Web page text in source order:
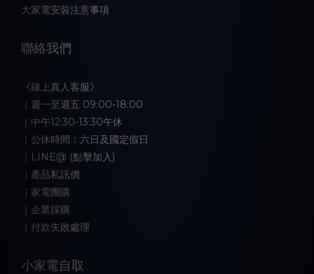
大家電安裝注意事項
聯絡我們
《線上真人客服》
｜週一至週五 09:00-18:00
｜中午12:30-13:30午休
｜公休時間：六日及國定假日
｜LINE@ (點擊加入)
｜產品私訊價
｜家電團購
｜企業採購
｜付款失敗處理
小家電自取